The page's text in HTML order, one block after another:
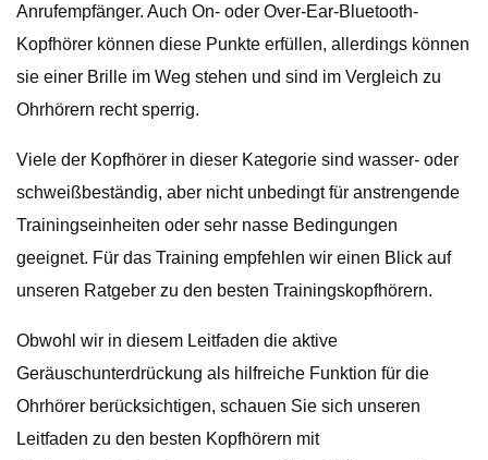
Anrufempfänger. Auch On- oder Over-Ear-Bluetooth-
Kopfhörer können diese Punkte erfüllen, allerdings können
sie einer Brille im Weg stehen und sind im Vergleich zu
Ohrhörern recht sperrig.
Viele der Kopfhörer in dieser Kategorie sind wasser- oder
schweißbeständig, aber nicht unbedingt für anstrengende
Trainingseinheiten oder sehr nasse Bedingungen
geeignet. Für das Training empfehlen wir einen Blick auf
unseren Ratgeber zu den besten Trainingskopfhörern.
Obwohl wir in diesem Leitfaden die aktive
Geräuschunterdrückung als hilfreiche Funktion für die
Ohrhörer berücksichtigen, schauen Sie sich unseren
Leitfaden zu den besten Kopfhörern mit